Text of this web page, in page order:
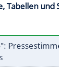
Tabellen und